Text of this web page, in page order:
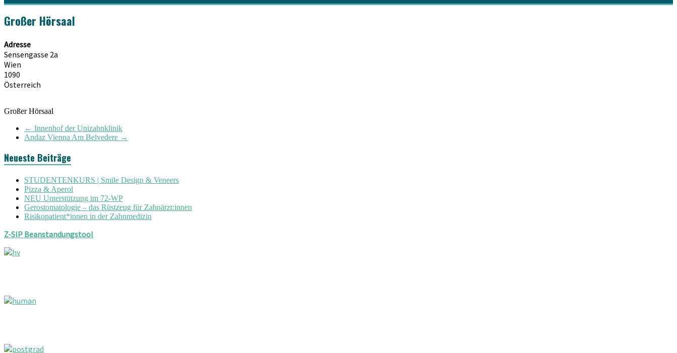
Großer Hörsaal
Adresse
Sensengasse 2a
Wien
1090
Österreich
Großer Hörsaal
← Innenhof der Unizahnklinik
Andaz Vienna Am Belvedere →
Neueste Beiträge
STUDENTENKURS | Smile Design & Veneers
Pizza & Aperol
NEU Unterstützung im 72-WP
Gerostomatologie – das Rüstzeug für Zahnärzt:innen
Risikopatient*innen in der Zahnmedizin
Z-SIP Beanstandungstool